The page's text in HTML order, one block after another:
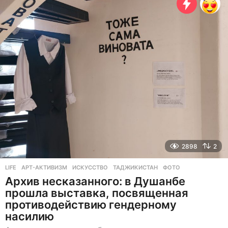
ц
н
2898 2
LIFE АРТ-АКТИВИЗМ ,ИСКУССТВО ,ТАДЖИКИСТАН ,ФОТО
Архив несказанного: в Душанбе
прошла выставка, посвященная
противодействию гендерному
насилию